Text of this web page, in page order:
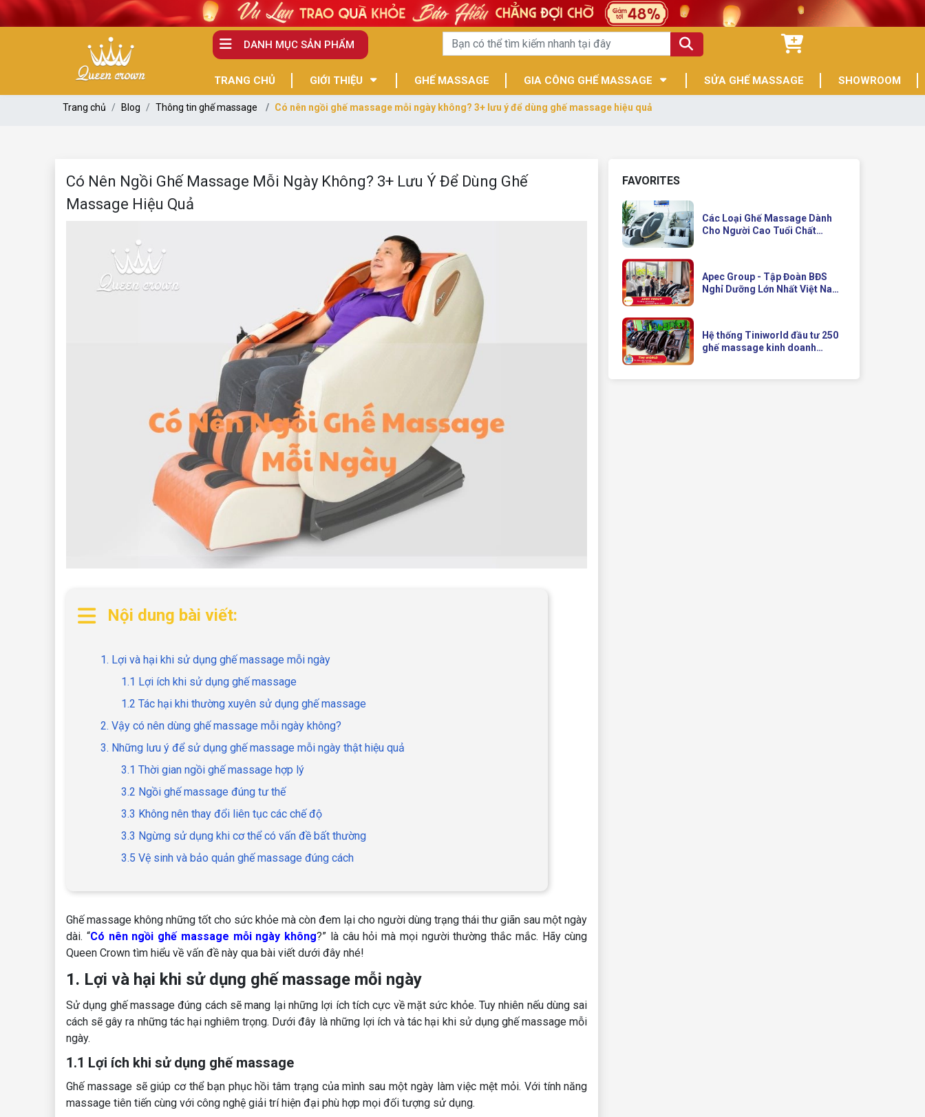
DANH MỤC SẢN PHẨM
TRANG CHỦ GIỚI THIỆU GHẾ MASSAGE GIA CÔNG GHẾ MASSAGE SỬA GHẾ MASSAGE SHOWROOM
Trang chủ Blog Thông tin ghế massage Có nên ngồi ghế massage mỗi ngày không? 3+ lưu ý để dùng ghế massage hiệu quả
Có Nên Ngồi Ghế Massage Mỗi Ngày Không? 3+ Lưu Ý Để Dùng Ghế
Massage Hiệu Quả
Nội dung bài viết:
1. Lợi và hại khi sử dụng ghế massage mỗi ngày
1.1 Lợi ích khi sử dụng ghế massage
1.2 Tác hại khi thường xuyên sử dụng ghế massage
2. Vậy có nên dùng ghế massage mỗi ngày không?
3. Những lưu ý để sử dụng ghế massage mỗi ngày thật hiệu quả
3.1 Thời gian ngồi ghế massage hợp lý
3.2 Ngồi ghế massage đúng tư thế
3.3 Không nên thay đổi liên tục các chế độ
3.3 Ngừng sử dụng khi cơ thể có vấn đề bất thường
3.5 Vệ sinh và bảo quản ghế massage đúng cách
Ghế massage không những tốt cho sức khỏe mà còn đem lại cho người dùng trạng thái thư giãn sau một ngày
dài. “Có nên ngồi ghế massage mỗi ngày không?” là câu hỏi mà mọi người thường thắc mắc. Hãy cùng
Queen Crown tìm hiểu về vấn đề này qua bài viết dưới đây nhé!
1. Lợi và hại khi sử dụng ghế massage mỗi ngày
Sử dụng ghế massage đúng cách sẽ mang lại những lợi ích tích cực về mặt sức khỏe. Tuy nhiên nếu dùng sai
cách sẽ gây ra những tác hại nghiêm trọng. Dưới đây là những lợi ích và tác hại khi sử dụng ghế massage mỗi
ngày.
1.1 Lợi ích khi sử dụng ghế massage
Ghế massage sẽ giúp cơ thể bạn phục hồi tâm trạng của mình sau một ngày làm việc mệt mỏi. Với tính năng
massage tiên tiến cùng với công nghệ giải trí hiện đại phù hợp mọi đối tượng sử dụng.
FAVORITES
Các Loại Ghế Massage Dành
Cho Người Cao Tuổi Chất
Apec Group - Tập Đoàn BĐS
Nghỉ Dưỡng Lớn Nhất Việt Nam
Hệ thống Tiniworld đầu tư 250
ghế massage kinh doanh